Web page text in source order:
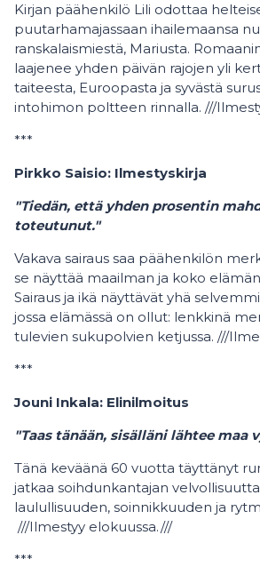
Kirjan päähenkilö Lili odottaa
puutarhamajassaan ihailemaansa
ranskalaismiestä, Mariusta.
laajenee yhden päivän rajojen yli
taiteesta, Euroopasta ja syvästä
intohimon poltteen rinnalla. ///
***
Pirkko Saisio: Ilmestyskirja
"Tiedän, että yhden prosentin
toteutunut."
Vakava sairaus saa päähenkilön
se näyttää maailman ja koko
Sairaus ja ikä näyttävät yhä
jossa elämässä on ollut: lenkkinä
tulevien sukupolvien ketjussa. ///
***
Jouni Inkala: Elinilmoitus
"Taas tänään, sisälläni lähtee maa
Tänä keväänä 60 vuotta täyttänyt
jatkaa soihdunkantajan
laulullisuuden, soinnikkuuden ja
///Ilmestyy elokuussa.///
***